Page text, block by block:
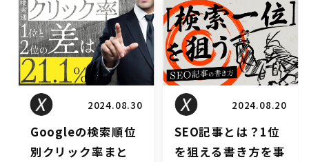
コンテンツマーケティン
グ
2024.08.20
SEO記事とは？1位
を狙える書き方を事
コンテンツマーケティン
グ
2024.07.12
コンテンツマーケテ
ィングで上位表示さ